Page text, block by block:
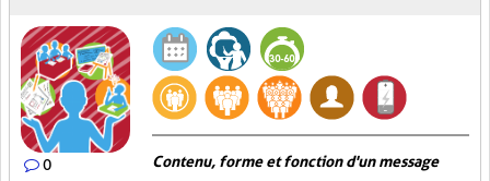
0 Contenu, forme et fonction d'un message